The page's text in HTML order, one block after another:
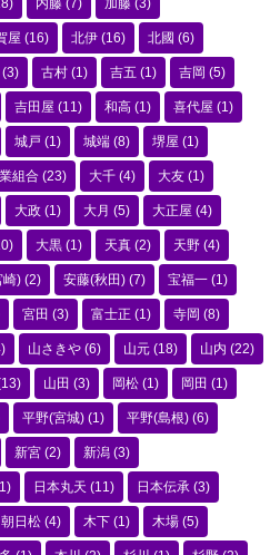
内藤 (7) 加藤 (3)
屋 (16) 北伊 (16) 北國 (6)
(3) 古村 (1) 吉五 (1) 吉岡 (5)
吉田屋 (11) 和高 (1) 喜代屋 (1)
城戸 (1) 城端 (8) 堺屋 (1)
組合 (23) 大千 (4) 大友 (1)
大政 (1) 大月 (5) 大正屋 (4)
大黒 (1) 天真 (2) 天野 (4)
崎) (2) 安藤(秋田) (7) 宝福一 (1)
宮田 (3) 富士正 (1) 寺岡 (8)
山さきや (6) 山元 (18) 山内 (22)
山田 (3) 岡松 (1) 岡田 (1)
平野(宮城) (1) 平野(島根) (6)
新宮 (2) 新潟 (3)
日本丸天 (11) 日本伝承 (3)
朝日松 (4) 木下 (1) 木場 (5)